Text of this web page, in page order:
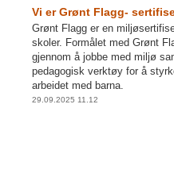
Vi er Grønt Flagg-
Grønt Flagg er en
skoler. Formålet med Grønt
gjennom å jobbe med miljø
pedagogisk verktøy for å
arbeidet med barna.
29.09.2025 11.12